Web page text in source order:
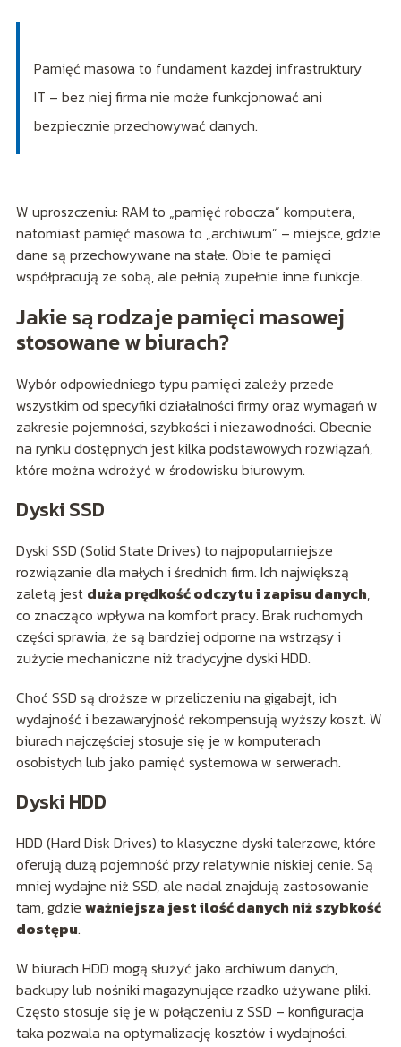
Pamięć masowa to fundament każdej infrastruktury
IT – bez niej firma nie może funkcjonować ani
bezpiecznie przechowywać danych.
W uproszczeniu: RAM to „pamięć robocza” komputera,
natomiast pamięć masowa to „archiwum” – miejsce, gdzie
dane są przechowywane na stałe. Obie te pamięci
współpracują ze sobą, ale pełnią zupełnie inne funkcje.
Jakie są rodzaje pamięci masowej
stosowane w biurach?
Wybór odpowiedniego typu pamięci zależy przede
wszystkim od specyfiki działalności firmy oraz wymagań w
zakresie pojemności, szybkości i niezawodności. Obecnie
na rynku dostępnych jest kilka podstawowych rozwiązań,
które można wdrożyć w środowisku biurowym.
Dyski SSD
Dyski SSD (Solid State Drives) to najpopularniejsze
rozwiązanie dla małych i średnich firm. Ich największą
zaletą jest duża prędkość odczytu i zapisu danych,
co znacząco wpływa na komfort pracy. Brak ruchomych
części sprawia, że są bardziej odporne na wstrząsy i
zużycie mechaniczne niż tradycyjne dyski HDD.
Choć SSD są droższe w przeliczeniu na gigabajt, ich
wydajność i bezawaryjność rekompensują wyższy koszt. W
biurach najczęściej stosuje się je w komputerach
osobistych lub jako pamięć systemowa w serwerach.
Dyski HDD
HDD (Hard Disk Drives) to klasyczne dyski talerzowe, które
oferują dużą pojemność przy relatywnie niskiej cenie. Są
mniej wydajne niż SSD, ale nadal znajdują zastosowanie
tam, gdzie ważniejsza jest ilość danych niż szybkość
dostępu.
W biurach HDD mogą służyć jako archiwum danych,
backupy lub nośniki magazynujące rzadko używane pliki.
Często stosuje się je w połączeniu z SSD – konfiguracja
taka pozwala na optymalizację kosztów i wydajności.